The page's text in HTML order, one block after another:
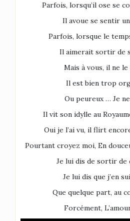
Parfois, lorsqu’il ose se
Il avoue se sentir
Parfois, lorsque le
Il aimerait sortir de
Mais à vous, il ne
Il est bien trop
Ou peureux … Je
Il vit son idylle au
Oui je l’ai vu, il flirt
Pourtant croyez moi, En
Je lui dis de sortir de
Je lui dis que j’en
Que quelque part, au
Forcément,